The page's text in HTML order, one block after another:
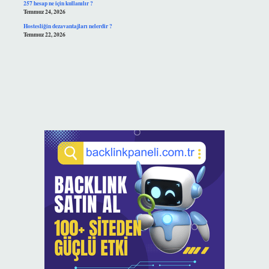
257 hesap ne için kullanılır ?
Temmuz 24, 2026
Hostesliğin dezavantajları nelerdir ?
Temmuz 22, 2026